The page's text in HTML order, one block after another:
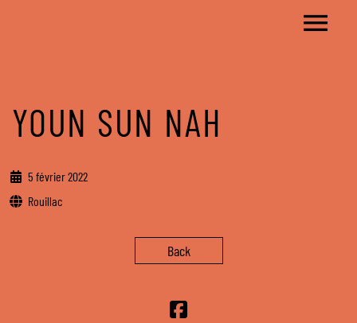
YOUN SUN NAH
5 février 2022
Rouillac
Back